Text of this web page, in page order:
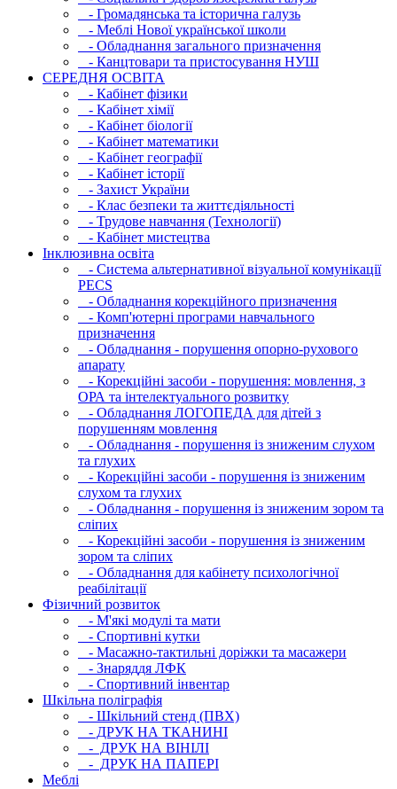
- Громадянська та історична галузь
- Меблі Нової української школи
- Обладнання загального призначення
- Канцтовари та пристосування НУШ
СЕРЕДНЯ ОСВIТА
- Кабінет фізики
- Кабінет хімії
- Кабінет біології
- Кабінет математики
- Кабінет географії
- Кабінет історії
- Захист України
- Клас безпеки та життєдіяльності
- Трудове навчання (Технології)
- Кабінет мистецтва
Інклюзивна освіта
- Система альтернативної візуальної комунікації
PECS
- Обладнання корекційного призначення
- Комп'ютерні програми навчального
призначення
- Обладнання - порушення опорно-рухового
апарату
- Корекційні засоби - порушення: мовлення, з
ОРА та інтелектуального розвитку
- Обладнання ЛОГОПЕДА для дітей з
порушенням мовлення
- Обладнання - порушення із зниженим слухом
та глухих
- Корекційні засоби - порушення із зниженим
слухом та глухих
- Обладнання - порушення із зниженим зором та
сліпих
- Корекційні засоби - порушення із зниженим
зором та сліпих
- Обладнання для кабінету психологічної
реабілітації
Фізичний розвиток
- М'які модулi та мати
- Спортивні кутки
- Масажно-тактильні доріжки та масажери
- Знаряддя ЛФК
- Спортивний інвентар
Шкільна поліграфія
- Шкільний стенд (ПВХ)
- ДРУК НА ТКАНИНІ
- ДРУК НА ВІНІЛІ
- ДРУК НА ПАПЕРІ
Меблі